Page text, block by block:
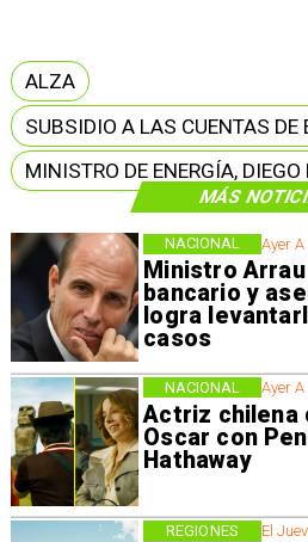
MÁS
Ayer
Ministro
bancario y
logra
casos
NACIONAL
Ayer
Actriz chilena
Oscar con
Hathaway
NACIONAL
El
REGIONES
ALZA
SUBSIDIO A LAS CUENTAS DE
MINISTRO DE ENERGÍA, DIEGO